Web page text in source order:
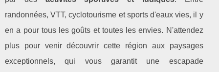
randonnées, VTT, cyclotourisme et sports d'eaux vies, il y
en a pour tous les goûts et toutes les envies. N'attendez
plus pour venir découvrir cette région aux paysages
exceptionnels, qui vous garantit une escapade